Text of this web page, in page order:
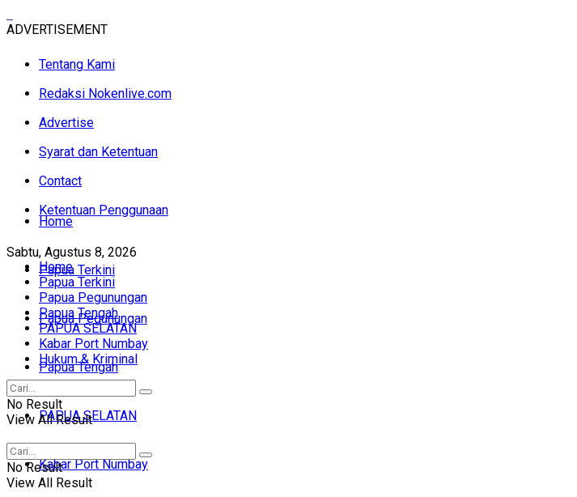
ADVERTISEMENT
Tentang Kami
Redaksi Nokenlive.com
Advertise
Syarat dan Ketentuan
Contact
Ketentuan Penggunaan
Sabtu, Agustus 8, 2026
Home
Papua Terkini
Papua Pegunungan
Papua Tengah
PAPUA SELATAN
Kabar Port Numbay
Home
Papua Terkini
Papua Pegunungan
Papua Tengah
PAPUA SELATAN
Kabar Port Numbay
Hukum & Kriminal
No Result
View All Result
No Result
View All Result